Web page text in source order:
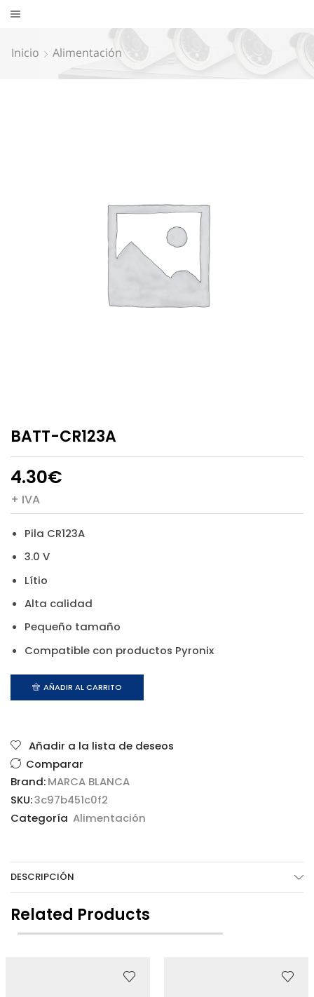
Inicio Alimentación
BATT-CR123A
4.30€
+ IVA
Pila CR123A
3.0 V
Lítio
Alta calidad
Pequeño tamaño
Compatible con productos Pyronix
AÑADIR AL CARRITO
Añadir a la lista de deseos
Comparar
Brand:MARCA BLANCA
SKU:3c97b451c0f2
Categoría Alimentación
DESCRIPCIÓN
Related Products